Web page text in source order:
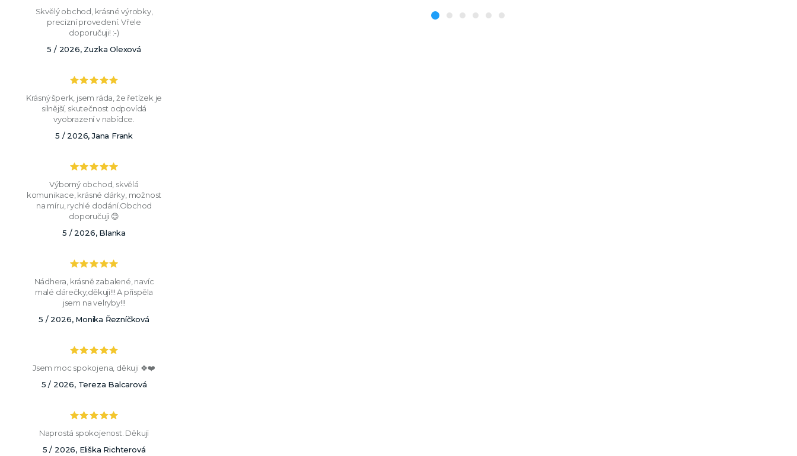
Skvělý obchod, krásné výrobky,
precizní provedení. Vřele
doporučuji! :-)
5 / 2026, Zuzka Olexová
Krásný šperk, jsem ráda, že řetízek je
silnější, skutečnost odpovídá
vyobrazení v nabídce.
5 / 2026, Jana Frank
Výborný obchod, skvělá
komunikace, krásné dárky, možnost
na míru, rychlé dodání.Obchod
doporučuji 😊
5 / 2026, Blanka
Nádhera, krásně zabalené, navíc
malé dárečky,děkuji!!! A přispěla
jsem na velryby!!!
5 / 2026, Monika Řezníčková
Jsem moc spokojena, děkuji 🍀❤️
5 / 2026, Tereza Balcarová
Naprostá spokojenost. Děkuji
5 / 2026, Eliška Richterová